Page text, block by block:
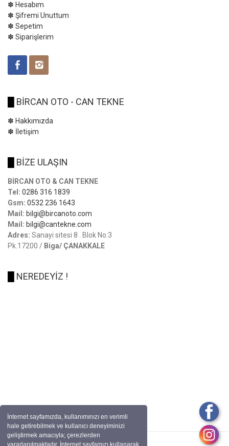
İnternet sayfamızda, kullanımınızı en verimli
hale getirebilmek ve kullanıcı deneyiminizi
geliştirmek amacıyla; çerezlerden
✽ Hesabım
✽ Şifremi Unuttum
✽ Sepetim
✽ Siparişlerim
BİRCAN OTO - CAN TEKNE
✽ Hakkımızda
✽ İletişim
BİZE ULAŞIN
BİRCAN OTO & CAN TEKNE
Tel: 0286 316 1839
Gsm: 0532 236 1643
Mail: bilgi@bircanoto.com
Mail: bilgi@cantekne.com
Adres: Sanayi sitesi 8 . Blok No:3
Pk.17200 / Biga/ ÇANAKKALE
NEREDEYİZ !